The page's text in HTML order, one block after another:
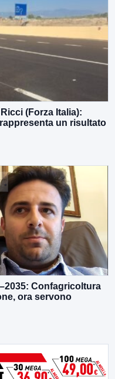
(Forza Italia):
un risultato
Confagricoltura
ora servono